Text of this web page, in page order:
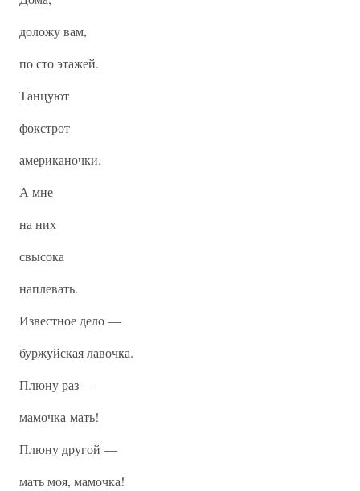
доложу вам,
по сто этажей.
Танцуют
фокстрот
американочки.
А мне
на них
свысока
наплевать.
Известное дело —
буржуйская лавочка.
Плюну раз —
мамочка-мать!
Плюну другой —
мать моя, мамочка!